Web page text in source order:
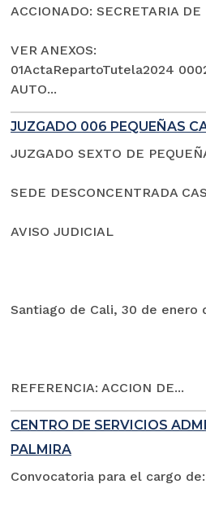
ACCIONADO: SECRETARIA
VER ANEXOS:
01ActaRepartoTutela2024
AUTO...
JUZGADO 006 PEQUEÑAS
JUZGADO SEXTO DE
SEDE DESCONCENTRADA
AVISO JUDICIAL
Santiago de Cali, 30 de enero
REFERENCIA: ACCION DE...
CENTRO DE SERVICIOS
PALMIRA
Convocatoria para el cargo de: